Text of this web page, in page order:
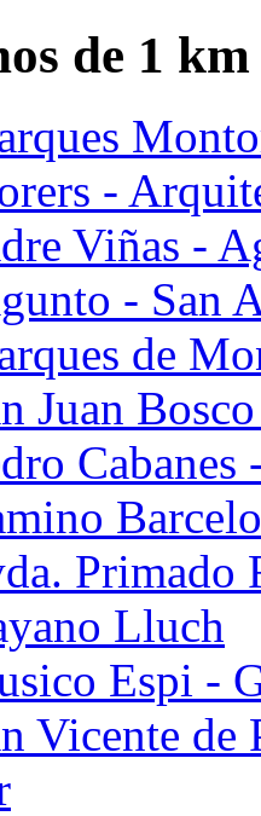
de 1
-
Viñas -
- San
de
Juan
Primado
Lluch
Espi -
Vicente de